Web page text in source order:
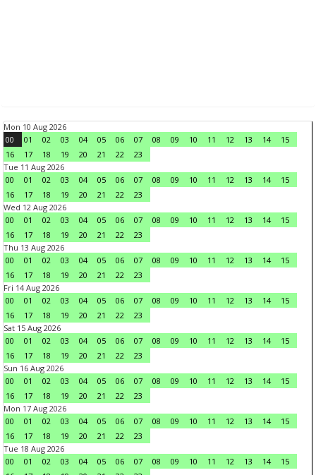
Mon 10 Aug 2026
00
01 02 03 04 05 06 07 08 09 10 11 12 13 14
15
16
17 18 19 20 21 22
23
Tue 11 Aug 2026
00
01 02 03 04 05 06 07 08 09 10 11 12 13 14
15
16
17 18 19 20 21 22
23
Wed 12 Aug 2026
00
01 02 03 04 05 06 07 08 09 10 11 12 13 14
15
16
17 18 19 20 21 22
23
Thu 13 Aug 2026
00
01 02 03 04 05 06 07 08 09 10 11 12 13 14
15
16
17 18 19 20 21 22
23
Fri 14 Aug 2026
00
01 02 03 04 05 06 07 08 09 10 11 12 13 14
15
16
17 18 19 20 21 22
23
Sat 15 Aug 2026
00
01 02 03 04 05 06 07 08 09 10 11 12 13 14
15
16
17 18 19 20 21 22
23
Sun 16 Aug 2026
00
01 02 03 04 05 06 07 08 09 10 11 12 13 14
15
16
17 18 19 20 21 22
23
Mon 17 Aug 2026
00
01 02 03 04 05 06 07 08 09 10 11 12 13 14
15
16
17 18 19 20 21 22
23
Tue 18 Aug 2026
00
01 02 03 04 05 06 07 08 09 10 11 12 13 14
15